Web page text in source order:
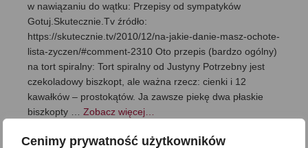
Cenimy prywatność użytkowników
w nawiązaniu do wątku: Przepisy od sympatyków
Gotuj.Skutecznie.Tv źródło:
https://skutecznie.tv/2010/12/na-jakie-danie-masz-ochote-
lista-zyczen/#comment-2310 Oto przepis (bardzo ogólny)
na tort spiralny: Tort spiralny od Justyny Potrzebny jest
czekoladowy biszkopt, ale ważna rzecz: cienki i 12
kawałków – prostokątów. Ja zawsze piekę dwa płaskie
biszkopty … Zobacz więcej…